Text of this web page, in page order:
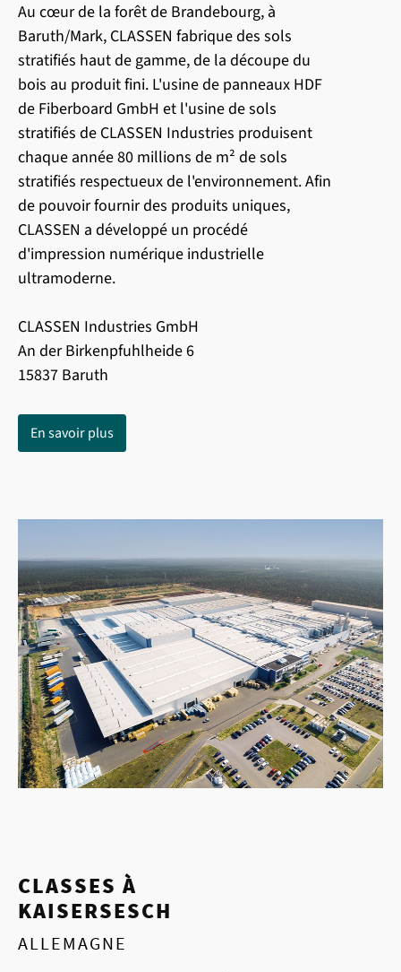
Au cœur de la forêt de Brandebourg, à
Baruth/Mark, CLASSEN fabrique des sols
stratifiés haut de gamme, de la découpe du
bois au produit fini. L'usine de panneaux HDF
de Fiberboard GmbH et l'usine de sols
stratifiés de CLASSEN Industries produisent
chaque année 80 millions de m² de sols
stratifiés respectueux de l'environnement. Afin
de pouvoir fournir des produits uniques,
CLASSEN a développé un procédé
d'impression numérique industrielle
ultramoderne.
CLASSEN Industries GmbH
An der Birkenpfuhlheide 6
15837 Baruth
En savoir plus
CLASSES À
KAISERSESCH
ALLEMAGNE